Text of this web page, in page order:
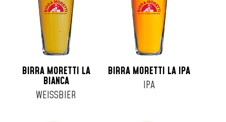
Fusto 19lt
Fusto 20lt
Fusto 24lt
Fusto 25lt
Fusto 30lt
Fusto 6lt
Fusto 8lt
BIRRA MORETTI LA
BIANCA
WEISSBIER
BIRRA MORETTI LA IPA
IPA